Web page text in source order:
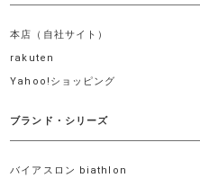
本店（自社サイト）
rakuten
Yahoo!ショッピング
ブランド・シリーズ
バイアスロン biathlon